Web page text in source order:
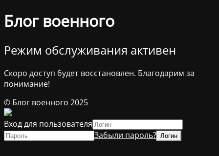
Блог военного
Режим обслуживания активен
Скоро доступ будет восстановлен. Благодарим за
понимание!
© Блог военного 2025
Вход для пользователя
Забыли пароль?